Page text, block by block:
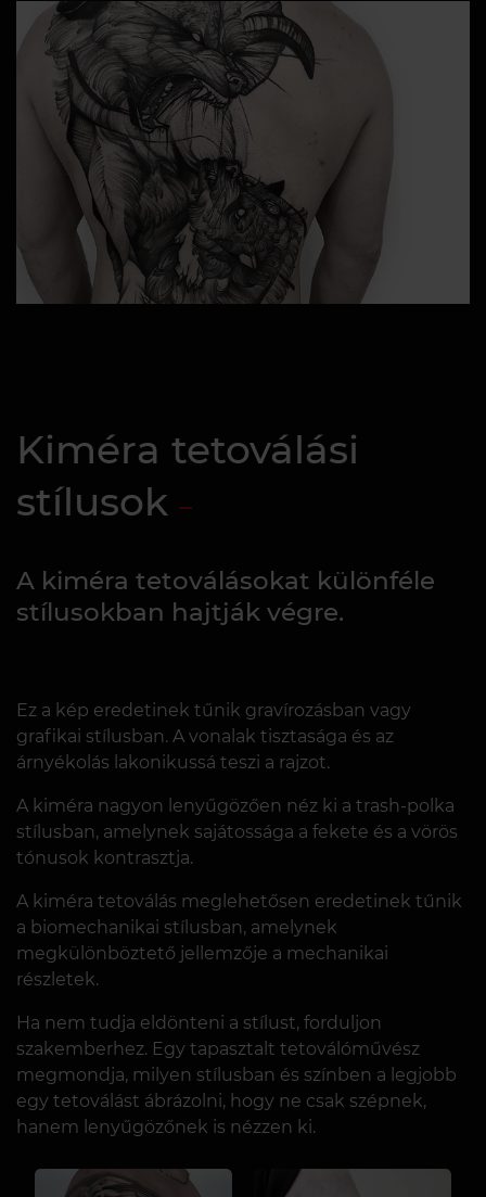
Kiméra tetoválási
stílusok
A kiméra tetoválásokat különféle
stílusokban hajtják végre.
Ez a kép eredetinek tűnik gravírozásban vagy
grafikai stílusban. A vonalak tisztasága és az
árnyékolás lakonikussá teszi a rajzot.
A kiméra nagyon lenyűgözően néz ki a trash-polka
stílusban, amelynek sajátossága a fekete és a vörös
tónusok kontrasztja.
A kiméra tetoválás meglehetősen eredetinek tűnik
a biomechanikai stílusban, amelynek
megkülönböztető jellemzője a mechanikai
részletek.
Ha nem tudja eldönteni a stílust, forduljon
szakemberhez. Egy tapasztalt tetoválóművész
megmondja, milyen stílusban és színben a legjobb
egy tetoválást ábrázolni, hogy ne csak szépnek,
hanem lenyűgözőnek is nézzen ki.